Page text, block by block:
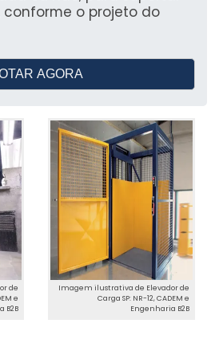
o projeto do
AGORA
de
e
B2B
Imagem ilustrativa de Elevador de
Carga SP: NR-12, CADEM e
Engenharia B2B